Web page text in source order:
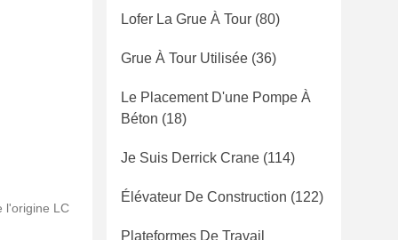
l'origine LC
Lofer La Grue À Tour (80)
Grue À Tour Utilisée (36)
Le Placement D'une Pompe À
Béton (18)
Je Suis Derrick Crane (114)
Élévateur De Construction (122)
Plateformes De Travail